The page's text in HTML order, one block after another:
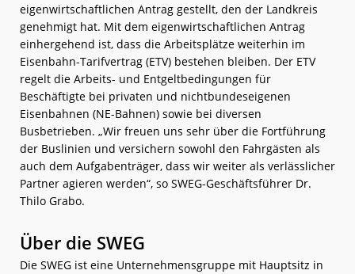
eigenwirtschaftlichen Antrag gestellt, den der Landkreis
genehmigt hat. Mit dem eigenwirtschaftlichen Antrag
einhergehend ist, dass die Arbeitsplätze weiterhin im
Eisenbahn-Tarifvertrag (ETV) bestehen bleiben. Der ETV
regelt die Arbeits- und Entgeltbedingungen für
Beschäftigte bei privaten und nichtbundeseigenen
Eisenbahnen (NE-Bahnen) sowie bei diversen
Busbetrieben. „Wir freuen uns sehr über die Fortführung
der Buslinien und versichern sowohl den Fahrgästen als
auch dem Aufgabenträger, dass wir weiter als verlässlicher
Partner agieren werden“, so SWEG-Geschäftsführer Dr.
Thilo Grabo.
Über die SWEG
Die SWEG ist eine Unternehmensgruppe mit Hauptsitz in